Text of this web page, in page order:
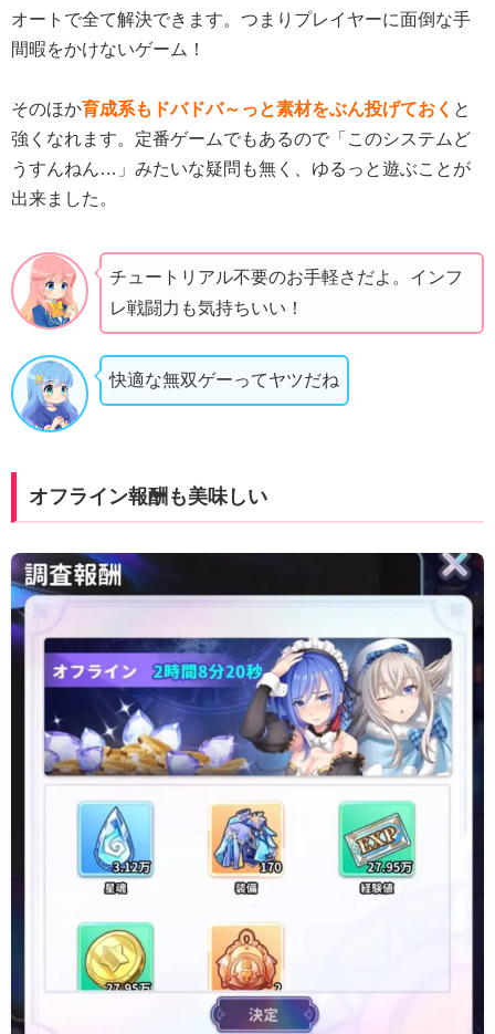
オートで全て解決できます。つまりプレイヤーに面倒な手
間暇をかけないゲーム！
そのほか育成系もドバドバ～っと素材をぶん投げておく と
強くなれます。定番ゲームでもあるので「このシステムど
うすんねん…」みたいな疑問も無く、ゆるっと遊ぶことが
出来ました。
チュートリアル不要のお手軽さだよ。インフ
レ戦闘力も気持ちいい！
快適な無双ゲーってヤツだね
オフライン報酬も美味しい